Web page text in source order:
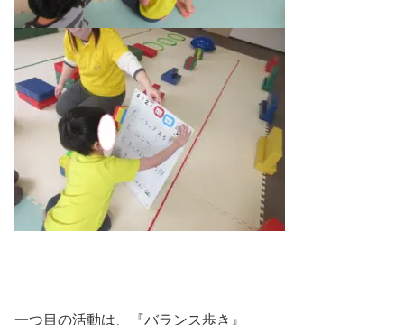
一つ目の活動は、『バランス歩き』